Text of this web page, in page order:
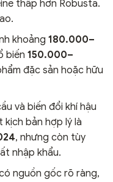
thấp hơn Robusta.
khoảng 180.000–
biến 150.000–
đặc sản hoặc hữu
và biến đổi khí hậu
bản hợp lý là
, nhưng còn tùy
nhập khẩu.
nguồn gốc rõ ràng,